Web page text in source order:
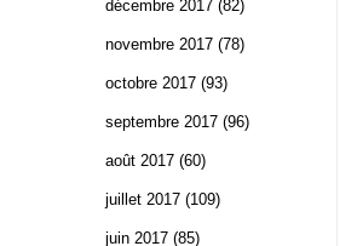
décembre 2017 (82)
novembre 2017 (78)
octobre 2017 (93)
septembre 2017 (96)
août 2017 (60)
juillet 2017 (109)
juin 2017 (85)